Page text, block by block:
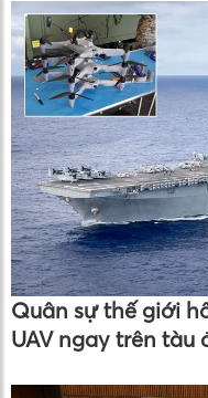
Quân sự thế giới
UAV ngay trên tàu